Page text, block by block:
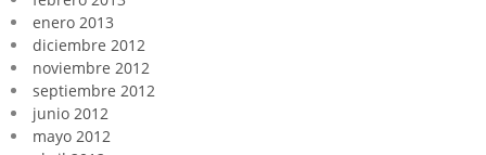
enero 2013
diciembre 2012
noviembre 2012
septiembre 2012
junio 2012
mayo 2012